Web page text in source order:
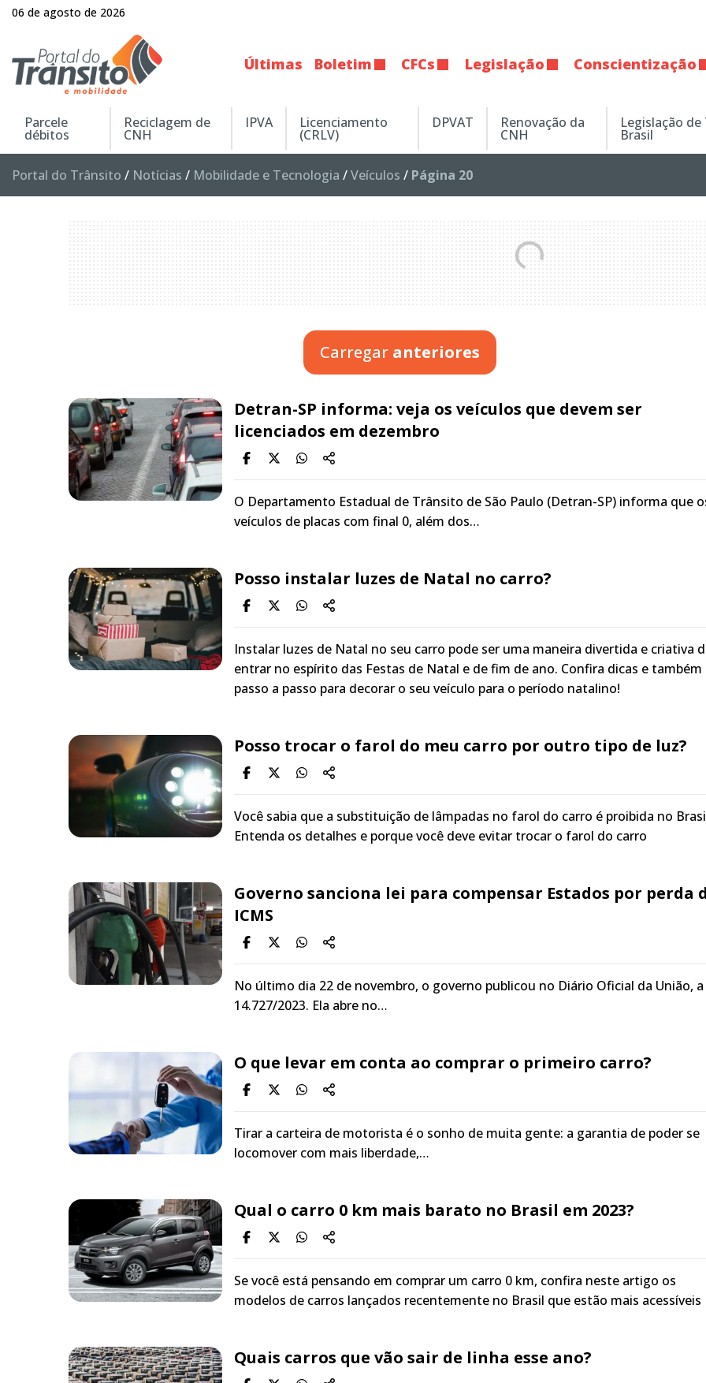
06 de agosto de 2026
Últimas Boletim CFCs Legislação Conscientização
Parcele
débitos
Reciclagem de
CNH
IPVA Licenciamento
(CRLV)
DPVAT Renovação da
CNH
Legislação
Brasil
Portal do Trânsito / Notícias / Mobilidade e Tecnologia /Veículos / Página 20
Carregar anteriores
Detran-SP informa: veja os veículos que devem ser
licenciados em dezembro
O Departamento Estadual de Trânsito de São Paulo (Detran-SP) informa que
veículos de placas com final 0, além dos…
Posso instalar luzes de Natal no carro?
Instalar luzes de Natal no seu carro pode ser uma maneira divertida e criativa
entrar no espírito das Festas de Natal e de fim de ano. Confira dicas e também
passo a passo para decorar o seu veículo para o período natalino!
Posso trocar o farol do meu carro por outro tipo de luz?
Você sabia que a substituição de lâmpadas no farol do carro é proibida no
Entenda os detalhes e porque você deve evitar trocar o farol do carro
Governo sanciona lei para compensar Estados por perda
ICMS
No último dia 22 de novembro, o governo publicou no Diário Oficial da União, a
14.727/2023. Ela abre no…
O que levar em conta ao comprar o primeiro carro?
Tirar a carteira de motorista é o sonho de muita gente: a garantia de poder se
locomover com mais liberdade,…
Qual o carro 0 km mais barato no Brasil em 2023?
Se você está pensando em comprar um carro 0 km, confira neste artigo os
modelos de carros lançados recentemente no Brasil que estão mais acessíveis
Quais carros que vão sair de linha esse ano?